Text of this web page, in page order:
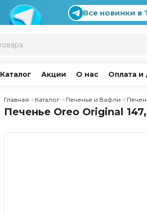
Все новинки в
Каталог Акции О нас Оплата и
Главная Каталог Печенье и Вафли
Печенье Oreo Original